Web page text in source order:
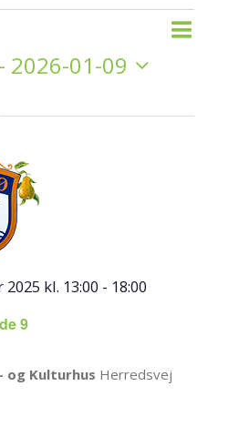
Søg
Liste
- 2026-01-09
9
kl. 13:00 - 18:00
og Kulturhus Herredsvej